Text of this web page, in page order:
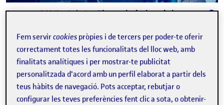
Semestre 20212 - Aula 1 Disseny inclusiu en la iconografia dels lavabos
Navegació d'entrades
Anterior: Repte 2 – Tauler de Pinterest Següent
Publicat perDisseny inclusiu en la
Publicat per
Folio
Visibilitat:
Públic -Data de publicació
13 Abr. 202211 maig, 2022 9:54 am
Fem servircookies pròpies i de tercers per poder-te oferir
correctament totes les funcionalitats del lloc web, amb
finalitats analítiques i per mostrar-te publicitat
personalitzada d'acord amb un perfil elaborat a partir dels
teus hàbits de navegació. Pots acceptar, rebutjar o
configurar les teves preferències fent clic a sota, o obtenir-